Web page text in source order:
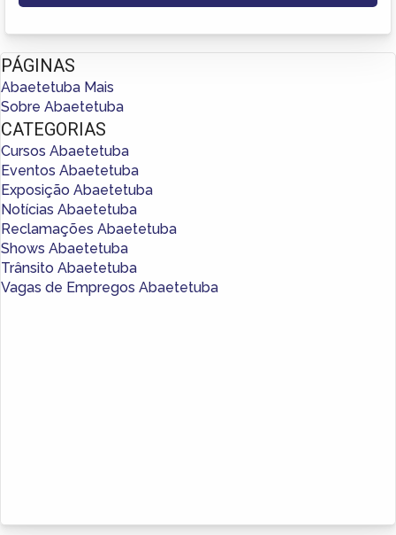
PÁGINAS
Abaetetuba Mais
Sobre Abaetetuba
CATEGORIAS
Cursos Abaetetuba
Eventos Abaetetuba
Exposição Abaetetuba
Notícias Abaetetuba
Reclamações Abaetetuba
Shows Abaetetuba
Trânsito Abaetetuba
Vagas de Empregos Abaetetuba